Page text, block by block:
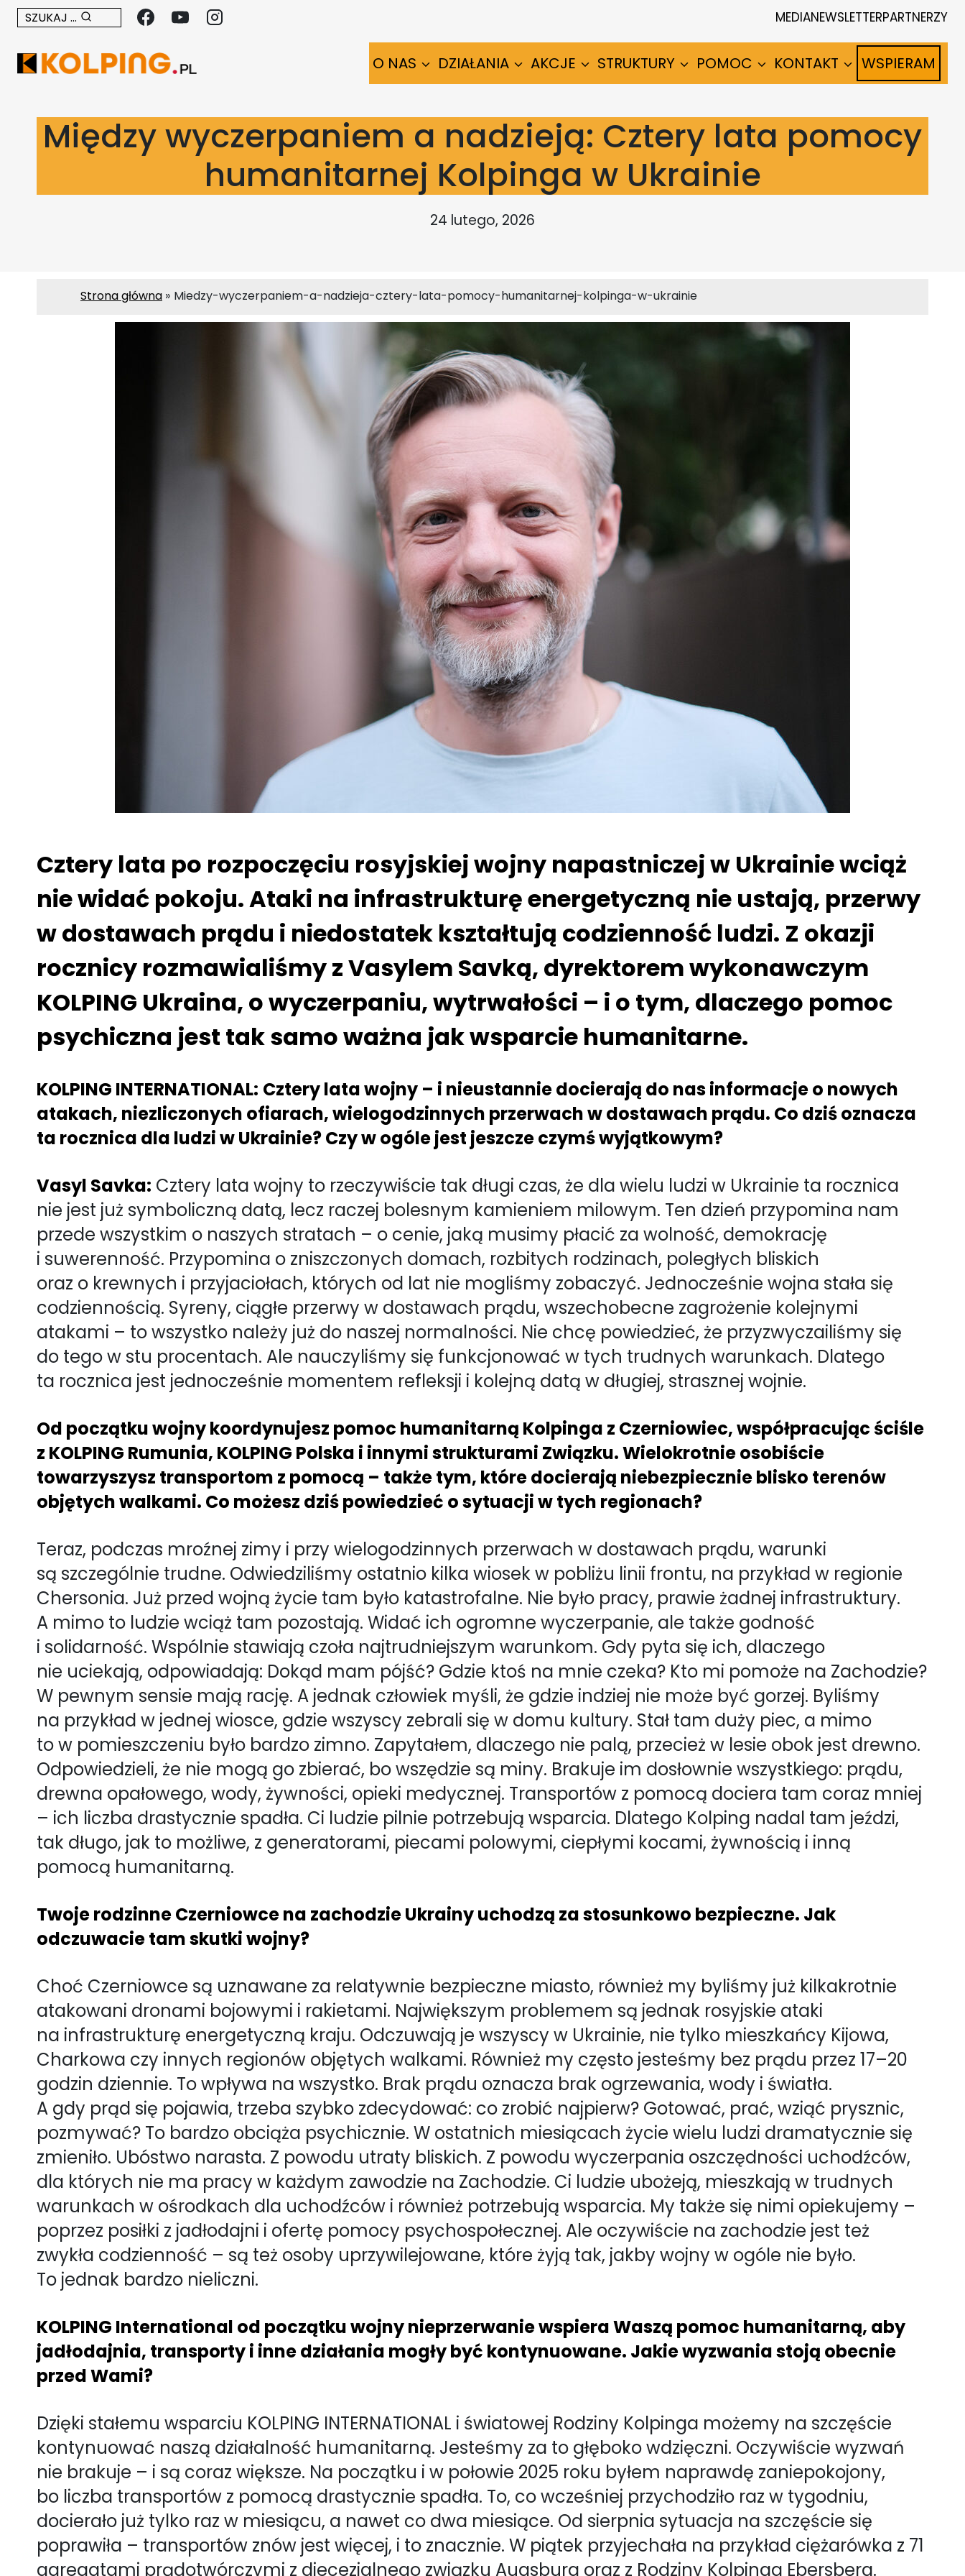
Przejdź
do
treści
SZUKAJ ... MEDIANEWSLETTERPARTNERZY
O NAS DZIAŁANIA AKCJE STRUKTURY POMOC KONTAKT WSPIERAM
Między wyczerpaniem a nadzieją: Cztery lata pomocy
humanitarnej Kolpinga w Ukrainie
24 lutego, 2026
Strona główna Miedzy-wyczerpaniem-a-nadzieja-cztery-lata-pomocy-humanitarnej-kolpinga-w-ukrainie
Cztery lata po rozpoczęciu rosyjskiej wojny napastniczej w Ukrainie wciąż
nie widać pokoju. Ataki na infrastrukturę energetyczną nie ustają, przerwy
w dostawach prądu i niedostatek kształtują codzienność ludzi. Z okazji
rocznicy rozmawialiśmy z Vasylem Savką, dyrektorem wykonawczym
KOLPING Ukraina, o wyczerpaniu, wytrwałości – i o tym, dlaczego pomoc
psychiczna jest tak samo ważna jak wsparcie humanitarne.
KOLPING INTERNATIONAL: Cztery lata wojny – i nieustannie docierają do nas informacje o nowych
atakach, niezliczonych ofiarach, wielogodzinnych przerwach w dostawach prądu. Co dziś oznacza
ta rocznica dla ludzi w Ukrainie? Czy w ogóle jest jeszcze czymś wyjątkowym?
Vasyl Savka: Cztery lata wojny to rzeczywiście tak długi czas, że dla wielu ludzi w Ukrainie ta rocznica
nie jest już symboliczną datą, lecz raczej bolesnym kamieniem milowym. Ten dzień przypomina nam
przede wszystkim o naszych stratach – o cenie, jaką musimy płacić za wolność, demokrację
i suwerenność. Przypomina o zniszczonych domach, rozbitych rodzinach, poległych bliskich
oraz o krewnych i przyjaciołach, których od lat nie mogliśmy zobaczyć. Jednocześnie wojna stała się
codziennością. Syreny, ciągłe przerwy w dostawach prądu, wszechobecne zagrożenie kolejnymi
atakami – to wszystko należy już do naszej normalności. Nie chcę powiedzieć, że przyzwyczailiśmy się
do tego w stu procentach. Ale nauczyliśmy się funkcjonować w tych trudnych warunkach. Dlatego
ta rocznica jest jednocześnie momentem refleksji i kolejną datą w długiej, strasznej wojnie.
Od początku wojny koordynujesz pomoc humanitarną Kolpinga z Czerniowiec, współpracując ściśle
z KOLPING Rumunia, KOLPING Polska i innymi strukturami Związku. Wielokrotnie osobiście
towarzyszysz transportom z pomocą – także tym, które docierają niebezpiecznie blisko terenów
objętych walkami. Co możesz dziś powiedzieć o sytuacji w tych regionach?
Teraz, podczas mroźnej zimy i przy wielogodzinnych przerwach w dostawach prądu, warunki
są szczególnie trudne. Odwiedziliśmy ostatnio kilka wiosek w pobliżu linii frontu, na przykład w regionie
Chersonia. Już przed wojną życie tam było katastrofalne. Nie było pracy, prawie żadnej infrastruktury.
A mimo to ludzie wciąż tam pozostają. Widać ich ogromne wyczerpanie, ale także godność
i solidarność. Wspólnie stawiają czoła najtrudniejszym warunkom. Gdy pyta się ich, dlaczego
nie uciekają, odpowiadają: Dokąd mam pójść? Gdzie ktoś na mnie czeka? Kto mi pomoże na Zachodzie?
W pewnym sensie mają rację. A jednak człowiek myśli, że gdzie indziej nie może być gorzej. Byliśmy
na przykład w jednej wiosce, gdzie wszyscy zebrali się w domu kultury. Stał tam duży piec, a mimo
to w pomieszczeniu było bardzo zimno. Zapytałem, dlaczego nie palą, przecież w lesie obok jest drewno.
Odpowiedzieli, że nie mogą go zbierać, bo wszędzie są miny. Brakuje im dosłownie wszystkiego: prądu,
drewna opałowego, wody, żywności, opieki medycznej. Transportów z pomocą dociera tam coraz mniej
– ich liczba drastycznie spadła. Ci ludzie pilnie potrzebują wsparcia. Dlatego Kolping nadal tam jeździ,
tak długo, jak to możliwe, z generatorami, piecami polowymi, ciepłymi kocami, żywnością i inną
pomocą humanitarną.
Twoje rodzinne Czerniowce na zachodzie Ukrainy uchodzą za stosunkowo bezpieczne. Jak
odczuwacie tam skutki wojny?
Choć Czerniowce są uznawane za relatywnie bezpieczne miasto, również my byliśmy już kilkakrotnie
atakowani dronami bojowymi i rakietami. Największym problemem są jednak rosyjskie ataki
na infrastrukturę energetyczną kraju. Odczuwają je wszyscy w Ukrainie, nie tylko mieszkańcy Kijowa,
Charkowa czy innych regionów objętych walkami. Również my często jesteśmy bez prądu przez 17–20
godzin dziennie. To wpływa na wszystko. Brak prądu oznacza brak ogrzewania, wody i światła.
A gdy prąd się pojawia, trzeba szybko zdecydować: co zrobić najpierw? Gotować, prać, wziąć prysznic,
pozmywać? To bardzo obciąża psychicznie. W ostatnich miesiącach życie wielu ludzi dramatycznie się
zmieniło. Ubóstwo narasta. Z powodu utraty bliskich. Z powodu wyczerpania oszczędności uchodźców,
dla których nie ma pracy w każdym zawodzie na Zachodzie. Ci ludzie ubożeją, mieszkają w trudnych
warunkach w ośrodkach dla uchodźców i również potrzebują wsparcia. My także się nimi opiekujemy –
poprzez posiłki z jadłodajni i ofertę pomocy psychospołecznej. Ale oczywiście na zachodzie jest też
zwykła codzienność – są też osoby uprzywilejowane, które żyją tak, jakby wojny w ogóle nie było.
To jednak bardzo nieliczni.
KOLPING International od początku wojny nieprzerwanie wspiera Waszą pomoc humanitarną, aby
jadłodajnia, transporty i inne działania mogły być kontynuowane. Jakie wyzwania stoją obecnie
przed Wami?
Dzięki stałemu wsparciu KOLPING INTERNATIONAL i światowej Rodziny Kolpinga możemy na szczęście
kontynuować naszą działalność humanitarną. Jesteśmy za to głęboko wdzięczni. Oczywiście wyzwań
nie brakuje – i są coraz większe. Na początku i w połowie 2025 roku byłem naprawdę zaniepokojony,
bo liczba transportów z pomocą drastycznie spadła. To, co wcześniej przychodziło raz w tygodniu,
docierało już tylko raz w miesiącu, a nawet co dwa miesiące. Od sierpnia sytuacja na szczęście się
poprawiła – transportów znów jest więcej, i to znacznie. W piątek przyjechała na przykład ciężarówka z 71
agregatami prądotwórczymi z diecezjalnego związku Augsburg oraz z Rodziny Kolpinga Ebersberg.